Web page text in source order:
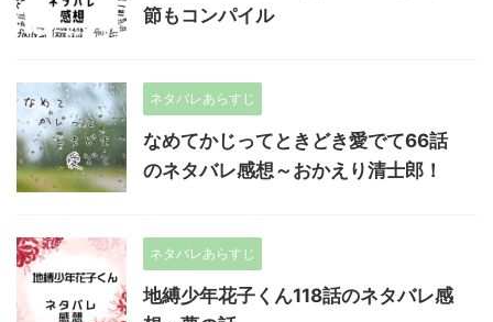
節もコンパイル
ネタバレあらすじ
なめてかじってときどき愛でて66話
のネタバレ感想～おかえり清士郎！
ネタバレあらすじ
地縛少年花子くん118話のネタバレ感